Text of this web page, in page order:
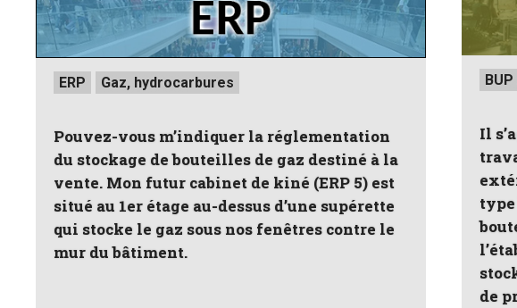
Posted
inBUP
Il
de
Posted
inERP Gaz, hydrocarbures
Pouvez-vous m’indiquer la réglementation
du stockage de bouteilles de gaz destiné à la
vente. Mon futur cabinet de kiné (ERP 5) est
situé au 1er étage au-dessus d’une supérette
qui stocke le gaz sous nos fenêtres contre le
mur du bâtiment.